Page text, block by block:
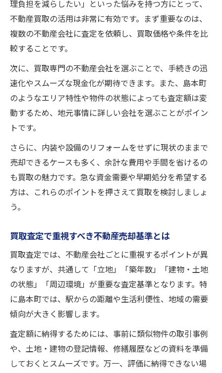
理負担を減らしたい」といった悩みを持つ方にとって、
不動産買取の活用は非常に有効です。まず重要なのは、
複数の不動産会社に査定を依頼し、買取価格や条件を比
較することです。
次に、買取専門の不動産会社を選ぶことで、手続きの迅
速化やスムーズな現金化が期待できます。また、島本町
のようなエリア特性や物件の状態によっても査定額は変
動するため、地元事情に詳しい会社を選ぶことがポイン
トです。
さらに、内装や設備のリフォームをせずに現状のままで
売却できるケースも多く、余計な費用や手間を省けるの
も買取の魅力です。急な資金需要や早期処分を希望する
方は、これらのポイントを押さえて買取を検討しましょ
う。
買取査定で重視すべき不動産売却基準とは
買取査定では、不動産会社ごとに重視するポイントが異
なりますが、共通して「立地」「築年数」「建物・土地
の状態」「周辺環境」が重要な査定基準となります。特
に島本町では、駅からの距離や生活利便性、地域の需要
傾向が大きく影響します。
査定額に納得するためには、事前に類似物件の取引事例
や、土地・建物の登記情報、修繕履歴などの資料を準備
しておくとスムーズです。万一、評価に納得できない場